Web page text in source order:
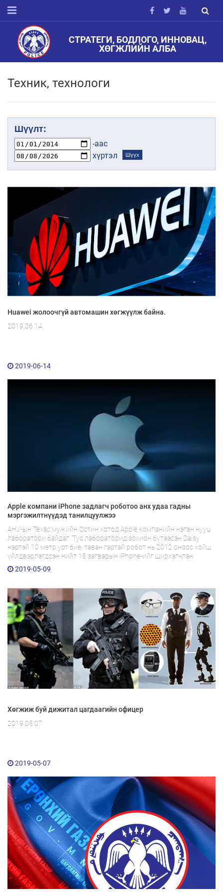
СТРАТЕГИ, БОДЛОГО, ИННОВАЦ,
ХӨГЖЛИЙН АЛБА
Техник, технологи
Шүүлт:
-аас
хүртэл
Шүүх
Huawei жолоочгүй автомашин хөгжүүлж байна.
2019.06.14
2019-06-14
Apple компани iPhone задлагч роботоо анх удаа гадны
мэргэжилтнүүдэд танилцуулжээ
АНУ-ын Техас мужийн Остин хотод Apple компанийн нэгэн нууц
лаборатори байдаг. Тус лабораторид зохион бүтээсэн Daisy
нэртэй 10 метр урт бие, таван гартай робот нь 2012 оноос хойш
үйлдвэрлэгдсэн нийт 15 загварын iPhone-ийг ширхэгчлэн
задлах чадалтай юм...
2019-05-09
Хөгжиж буй дижитал цагдаагийн офицер
2019.05.07
2019-05-07